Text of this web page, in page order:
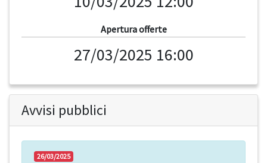
Apertura offerte
27/03/2025 16:00
Avvisi pubblici
26/03/2025